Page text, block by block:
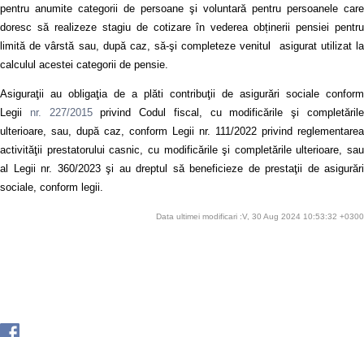
pentru anumite categorii de persoane şi voluntară pentru persoanele care
doresc să realizeze stagiu de cotizare în vederea obținerii pensiei pentru
limită de vârstă sau, după caz, să-şi completeze venitul asigurat utilizat la
calculul acestei categorii de pensie.
Asiguraţii au obligaţia de a plăti contribuţii de asigurări sociale conform
Legii nr. 227/2015privind Codul fiscal, cu modificările şi completările
ulterioare, sau, după caz, conform Legii nr. 111/2022 privind reglementarea
activităţii prestatorului casnic, cu modificările şi completările ulterioare, sau
al Legii nr. 360/2023 şi au dreptul să beneficieze de prestaţii de asigurări
sociale, conform legii.
Data ultimei modificari :V, 30 Aug 2024 10:53:32 +0300